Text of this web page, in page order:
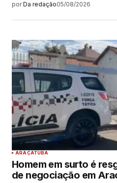
por Da redação05/08/2026
ARAÇATUBA
Homem em surto é
de negociação em